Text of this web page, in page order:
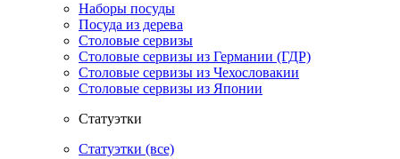
Наборы посуды
Посуда из дерева
Столовые сервизы
Столовые сервизы из Германии (ГДР)
Столовые сервизы из Чехословакии
Столовые сервизы из Японии
Статуэтки
Статуэтки (все)